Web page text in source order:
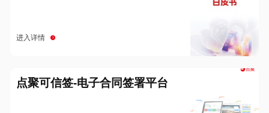
进入详情
点聚可信签-电子合同签署平台